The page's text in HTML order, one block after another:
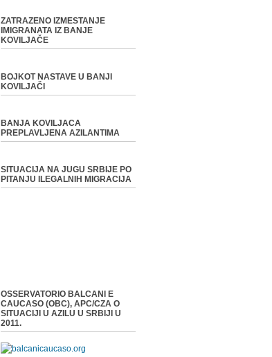
ZATRAZENO IZMESTANJE
IMIGRANATA IZ BANJE
KOVILJAČE
BOJKOT NASTAVE U BANJI
KOVILJAČI
BANJA KOVILJACA
PREPLAVLJENA AZILANTIMA
SITUACIJA NA JUGU SRBIJE PO
PITANJU ILEGALNIH MIGRACIJA
OSSERVATORIO BALCANI E
CAUCASO (OBC), APC/CZA O
SITUACIJI U AZILU U SRBIJI U
2011.